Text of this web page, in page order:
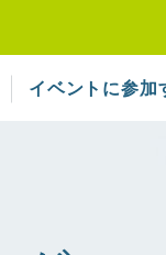
イベントに参加